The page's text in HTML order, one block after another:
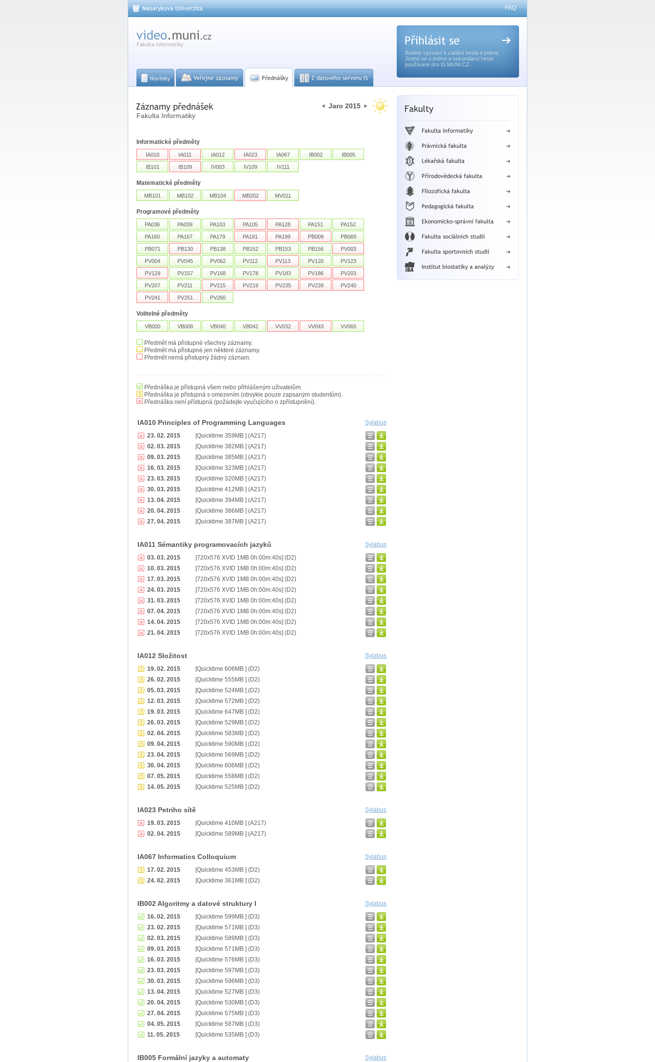
FAQ
Budete vyzvání k zadání hesla a jména.
Jedná se o jméno a sekundární heslo
používané pro IS.MUNI.CZ.
Fakulta Informatiky
Jaro 2015
Informatické předměty
IA010 IA011 IA012 IA023 IA067 IB002 IB005
IB101 IB109 IV003 IV109 IV111
Matematické předměty
MB101 MB102 MB104 MB202 MV011
Programové předměty
PA036 PA039 PA103 PA105 PA128 PA151 PA152
PA160 PA167 PA179 PA181 PA199 PB009 PB069
PB071 PB130 PB138 PB152 PB153 PB156 PV003
PV004 PV045 PV062 PV112 PV113 PV120 PV123
PV129 PV157 PV168 PV178 PV183 PV186 PV203
PV207 PV211 PV215 PV219 PV235 PV239 PV240
PV241 PV251 PV260
Volitelné předměty
VB000 VB008 VB040 VB042 VV032 VV043 VV065
Předmět má přistupné všechny záznamy.
Předmět má přistupné jen některé záznamy.
Předmět nemá přistupný žádný záznam.
Přednáška je přístupná všem nebo přihlášeným uživatelům.
Přednáška je přístupná s omezením (obvykle pouze zapsaným studentům).
Přednáška není přístupná (požádejte vyučujícího o zpřístupnění).
IA010 Principles of Programming Languages
Sylabus
23. 02. 2015
[Quicktime 359MB ] (A217)
02. 03. 2015
[Quicktime 382MB ] (A217)
09. 03. 2015
[Quicktime 385MB ] (A217)
16. 03. 2015
[Quicktime 323MB ] (A217)
23. 03. 2015
[Quicktime 320MB ] (A217)
30. 03. 2015
[Quicktime 412MB ] (A217)
13. 04. 2015
[Quicktime 394MB ] (A217)
20. 04. 2015
[Quicktime 386MB ] (A217)
27. 04. 2015
[Quicktime 387MB ] (A217)
IA011 Sémantiky programovacích jazyků
Sylabus
03. 03. 2015
[720x576 XVID 1MB 0h:00m:40s] (D2)
10. 03. 2015
[720x576 XVID 1MB 0h:00m:40s] (D2)
17. 03. 2015
[720x576 XVID 1MB 0h:00m:40s] (D2)
24. 03. 2015
[720x576 XVID 1MB 0h:00m:40s] (D2)
31. 03. 2015
[720x576 XVID 1MB 0h:00m:40s] (D2)
07. 04. 2015
[720x576 XVID 1MB 0h:00m:40s] (D2)
14. 04. 2015
[720x576 XVID 1MB 0h:00m:40s] (D2)
21. 04. 2015
[720x576 XVID 1MB 0h:00m:40s] (D2)
IA012 Složitost
Sylabus
19. 02. 2015
[Quicktime 606MB ] (D2)
26. 02. 2015
[Quicktime 555MB ] (D2)
05. 03. 2015
[Quicktime 524MB ] (D2)
12. 03. 2015
[Quicktime 572MB ] (D2)
19. 03. 2015
[Quicktime 647MB ] (D2)
26. 03. 2015
[Quicktime 529MB ] (D2)
02. 04. 2015
[Quicktime 583MB ] (D2)
09. 04. 2015
[Quicktime 590MB ] (D2)
23. 04. 2015
[Quicktime 569MB ] (D2)
30. 04. 2015
[Quicktime 606MB ] (D2)
07. 05. 2015
[Quicktime 558MB ] (D2)
14. 05. 2015
[Quicktime 525MB ] (D2)
IA023 Petriho sítě
Sylabus
19. 03. 2015
[Quicktime 410MB ] (A217)
02. 04. 2015
[Quicktime 589MB ] (A217)
IA067 Informatics Colloquium
Sylabus
17. 02. 2015
[Quicktime 453MB ] (D2)
24. 02. 2015
[Quicktime 361MB ] (D2)
IB002 Algoritmy a datové struktury I
Sylabus
16. 02. 2015
[Quicktime 599MB ] (D3)
23. 02. 2015
[Quicktime 571MB ] (D3)
02. 03. 2015
[Quicktime 589MB ] (D3)
09. 03. 2015
[Quicktime 571MB ] (D3)
16. 03. 2015
[Quicktime 576MB ] (D3)
23. 03. 2015
[Quicktime 597MB ] (D3)
30. 03. 2015
[Quicktime 596MB ] (D3)
13. 04. 2015
[Quicktime 527MB ] (D3)
20. 04. 2015
[Quicktime 530MB ] (D3)
27. 04. 2015
[Quicktime 575MB ] (D3)
04. 05. 2015
[Quicktime 587MB ] (D3)
11. 05. 2015
[Quicktime 535MB ] (D3)
IB005 Formální jazyky a automaty
Sylabus